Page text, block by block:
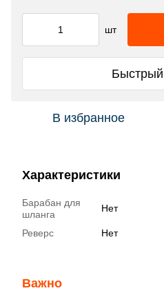
шт
Быстрый
В избранное
Характеристики
Барабан для
шланга
Нет
Реверс Нет
Важно